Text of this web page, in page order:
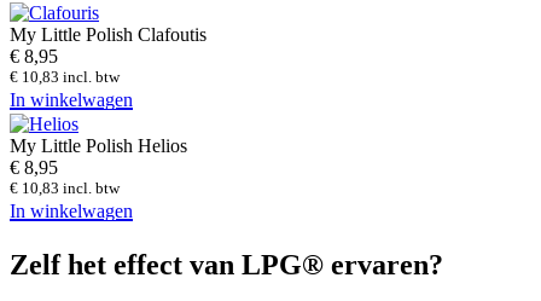
My Little Polish Clafoutis
€ 8,95
€ 10,83 incl. btw
In winkelwagen
My Little Polish Helios
€ 8,95
€ 10,83 incl. btw
In winkelwagen
Zelf het effect van LPG® ervaren?